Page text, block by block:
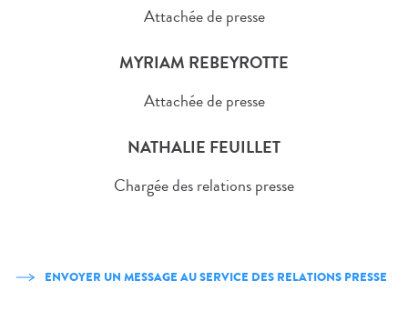
Attachée de presse
MYRIAM REBEYROTTE
Attachée de presse
NATHALIE FEUILLET
Chargée des relations presse
ENVOYER UN MESSAGE AU SERVICE DES RELATIONS PRESSE